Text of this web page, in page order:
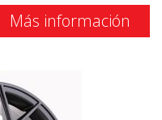
Más información